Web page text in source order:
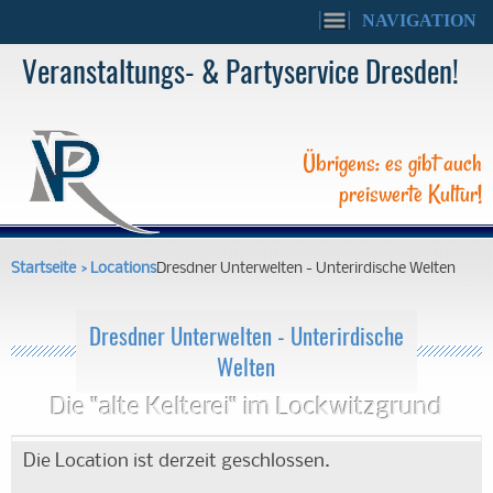
NAVIGATION
Veranstaltungs- & Partyservice Dresden!
Übrigens: es gibt auch
preiswerte Kultur!
Startseite › LocationsDresdner Unterwelten - Unterirdische Welten
Dresdner Unterwelten - Unterirdische
Welten
Die "alte Kelterei" im Lockwitzgrund
Die Location ist derzeit geschlossen.